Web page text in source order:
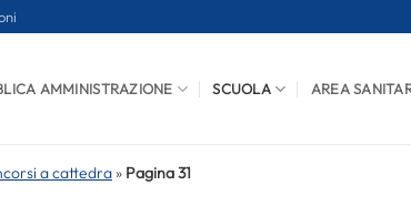
AMMINISTRAZIONE SCUOLA AREA
a cattedra » Pagina 31